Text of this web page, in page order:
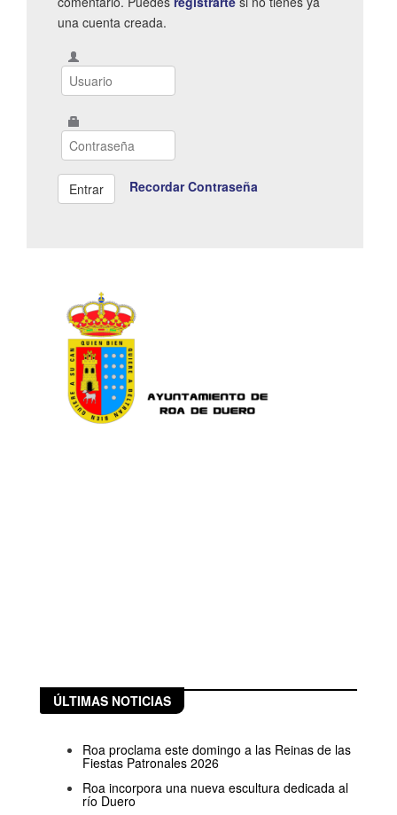
una cuenta creada.
Recordar Contraseña
ÚLTIMAS NOTICIAS
Roa proclama este domingo a las Reinas de las
Fiestas Patronales 2026
Roa incorpora una nueva escultura dedicada al
río Duero